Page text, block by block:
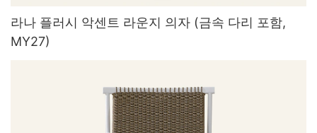
라나 플러시 악센트 라운지 의자 (금속 다리 포함,
MY27)